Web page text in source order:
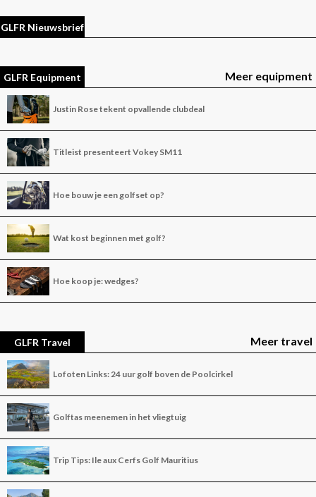
GLFR Nieuwsbrief
GLFR Equipment Meer equipment
Justin Rose tekent opvallende clubdeal
Titleist presenteert Vokey SM11
Hoe bouw je een golfset op?
Wat kost beginnen met golf?
Hoe koop je: wedges?
GLFR Travel Meer travel
Lofoten Links: 24 uur golf boven de Poolcirkel
Golftas meenemen in het vliegtuig
Trip Tips: Ile aux Cerfs Golf Mauritius